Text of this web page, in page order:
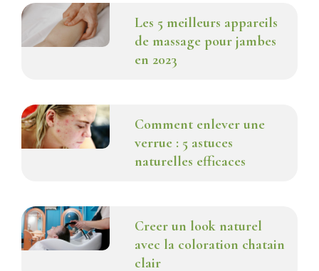
Les 5 meilleurs appareils
de massage pour jambes
en 2023
Comment enlever une
verrue : 5 astuces
naturelles efficaces
Creer un look naturel
avec la coloration chatain
clair